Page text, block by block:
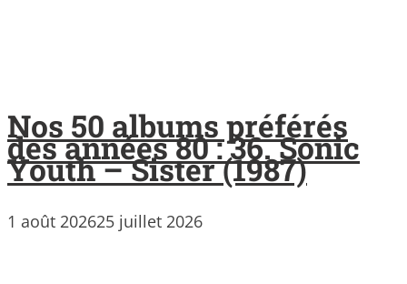
Nos 50 albums préférés
des années 80 : 36. Sonic
Youth – Sister (1987)
1 août 202625 juillet 2026